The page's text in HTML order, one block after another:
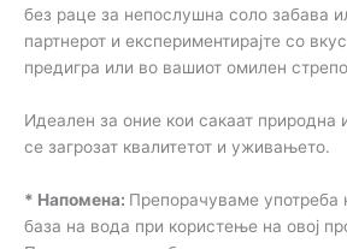
без раце за непослушна соло забава
партнерот и експериментирајте со
предигра или во вашиот омилен
Идеален за оние кои сакаат природна
се загрозат квалитетот и уживањето.
* Напомена: Препорачуваме употреба
база на вода при користење на овој